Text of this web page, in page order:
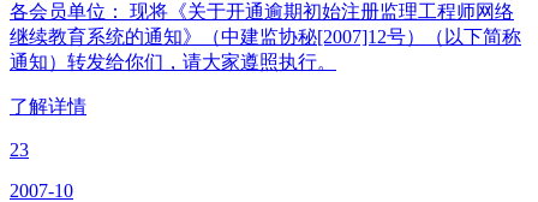
各会员单位： 现将《关于开通逾期初始注册监理工程师网络
继续教育系统的通知》（中建监协秘[2007]12号）（以下简称
通知）转发给你们，请大家遵照执行。
了解详情
23
2007-10